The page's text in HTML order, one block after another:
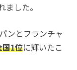
した。
ンとフランチャ
国1位に輝いたこ